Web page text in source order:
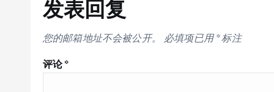
发表回复
您的邮箱地址不会被公开。 必填项已用*标注
评论*